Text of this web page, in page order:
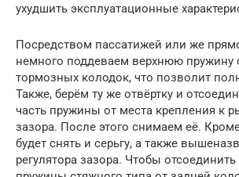
ухудшить эксплуатационные
Посредством пассатижей или же
немного поддеваем верхнюю пружину
тормозных колодок, что позволит
Также, берём ту же отвёртку и
часть пружины от места крепления к
зазора. После этого снимаем её.
будет снять и серьгу, а также
регулятора зазора. Чтобы